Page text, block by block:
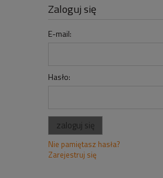
Zaloguj się
E-mail:
Hasło:
zaloguj się
Nie pamiętasz hasła?
Zarejestruj się